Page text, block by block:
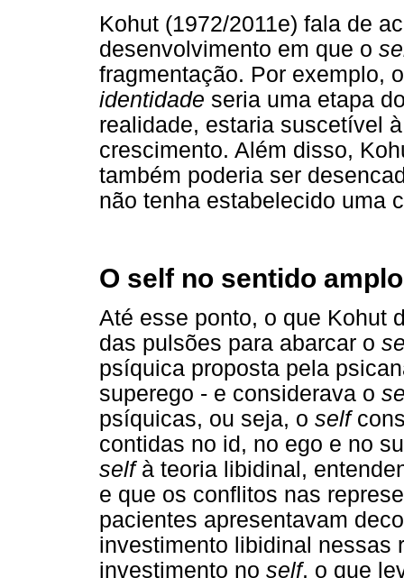
Kohut (1972/2011e) fala de
desenvolvimento em que o
fragmentação. Por exemplo,
identidade seria uma etapa
realidade, estaria suscetível
crescimento. Além disso,
também poderia ser
não tenha estabelecido uma
O self no sentido amplo
Até esse ponto, o que Kohut
das pulsões para abarcar o
psíquica proposta pela
superego - e considerava o
psíquicas, ou seja, o self
contidas no id, no ego e no
selfà teoria libidinal,
e que os conflitos nas
pacientes apresentavam
investimento libidinal nessas
investimento no self, o que